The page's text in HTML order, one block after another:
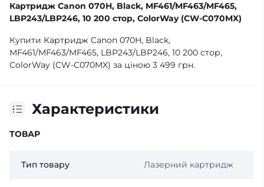
Картридж Canon 070H, Black, MF461/MF463/MF465,
LBP243/LBP246, 10 200 стор, ColorWay (CW-C070MX)
Купити Картридж Canon 070H, Black,
MF461/MF463/MF465, LBP243/LBP246, 10 200 стор,
ColorWay (CW-C070MX) за ціною 3 499 грн.
Характеристики
ТОВАР
Тип товару Лазерний картридж